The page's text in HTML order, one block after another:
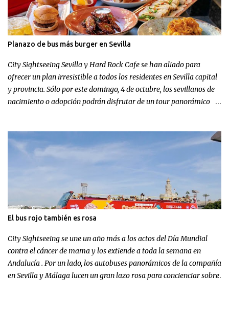
Planazo de bus más burger en Sevilla
City Sightseeing Sevilla y Hard Rock Cafe se han aliado para
ofrecer un plan irresistible a todos los residentes en Sevilla capital
y provincia. Sólo por este domingo, 4 de octubre, los sevillanos de
nacimiento o adopción podrán disfrutar de un tour panorámico
El bus rojo también es rosa
City Sightseeing se une un año más a los actos del Día Mundial
contra el cáncer de mama y los extiende a toda la semana en
Andalucía . Por un lado, los autobuses panorámicos de la compañía
en Sevilla y Málaga lucen un gran lazo rosa para concienciar sobre